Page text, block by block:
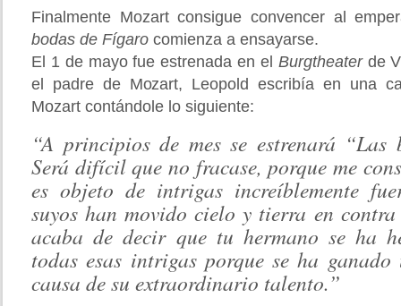
Finalmente Mozart consigue convencer al
bodas de Fígaro comienza a ensayarse.
El 1 de mayo fue estrenada en el Burgtheaterde
el padre de Mozart, Leopold escribía en una
Mozart contándole lo siguiente:
“A principios de mes se estrenará “Las
Será difícil que no fracase, porque me
es objeto de intrigas increíblemente
suyos han movido cielo y tierra en contra
acaba de decir que tu hermano se ha
todas esas intrigas porque se ha
causa de su extraordinario talento.”